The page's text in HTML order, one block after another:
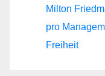
Milton
pro
Freiheit